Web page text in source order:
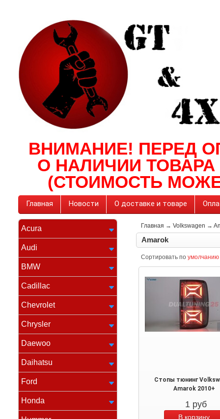
ВНИМАНИЕ! ПЕРЕД
О НАЛИЧИИ
(СТОИМОСТЬ
Главная Новости О доставке и товаре
Acura
Audi
BMW
Cadillac
Chevrolet
Chrysler
Daewoo
Daihatsu
Ford
Honda
Главная → Volkswagen →
Amarok
Сортировать по умолчанию
Стопы тюнинг
Amarok 2010+
1 руб